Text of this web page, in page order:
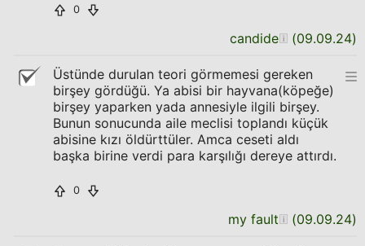
0
candide (09.09.24)
Üstünde durulan teori görmemesi gereken
birşey gördüğü. Ya abisi bir hayvana(köpeğe)
birşey yaparken yada annesiyle ilgili birşey.
Bunun sonucunda aile meclisi toplandı küçük
abisine kızı öldürttüler. Amca ceseti aldı
başka birine verdi para karşılığı dereye attırdı.
0
my fault (09.09.24)